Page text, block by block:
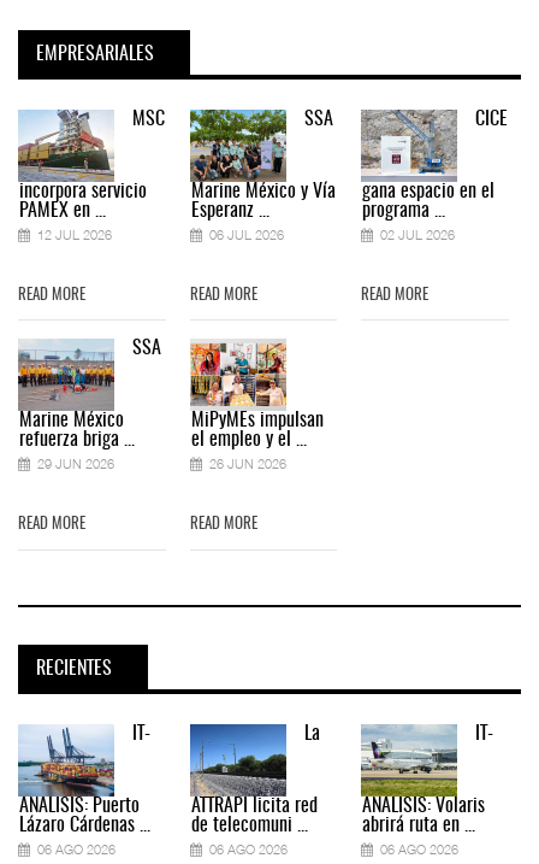
EMPRESARIALES
MSC
incorpora servicio
PAMEX en ...
12 JUL 2026
READ MORE
SSA
Marine México
refuerza briga ...
29 JUN 2026
READ MORE
SSA
Marine México y Vía
Esperanz ...
06 JUL 2026
READ MORE
MiPyMEs impulsan
el empleo y el ...
26 JUN 2026
READ MORE
CICE
gana espacio en el
programa ...
02 JUL 2026
READ MORE
RECIENTES
IT-
ANÁLISIS: Puerto
Lázaro Cárdenas ...
06 AGO 2026
La
ATTRAPI licita red
de telecomuni ...
06 AGO 2026
IT-
ANÁLISIS: Volaris
abrirá ruta en ...
06 AGO 2026